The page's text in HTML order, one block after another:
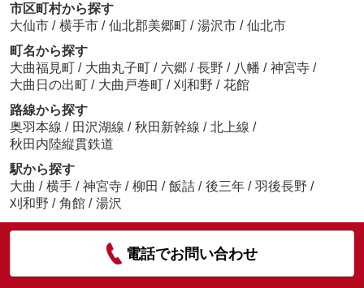
市区町村から探す
大仙市 / 横手市 / 仙北郡美郷町 / 湯沢市 / 仙北市
町名から探す
大曲福見町 / 大曲丸子町 / 六郷 / 長野 / 八幡 / 神宮寺 /
大曲日の出町 / 大曲戸巻町 / 刈和野 / 花館
路線から探す
奥羽本線 / 田沢湖線 / 秋田新幹線 / 北上線 /
秋田内陸縦貫鉄道
駅から探す
大曲 / 横手 / 神宮寺 / 柳田 / 飯詰 / 後三年 / 羽後長野 /
刈和野 / 角館 / 湯沢
電話でお問い合わせ